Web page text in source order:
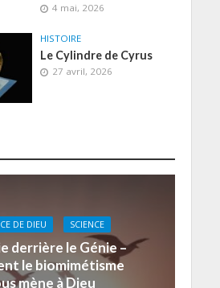
4 mai, 2026
HISTOIRE
Le Cylindre de Cyrus
27 avril, 2026
DE DIEU SCIENCE
derrière le Génie –
le biomimétisme
mène à Dieu